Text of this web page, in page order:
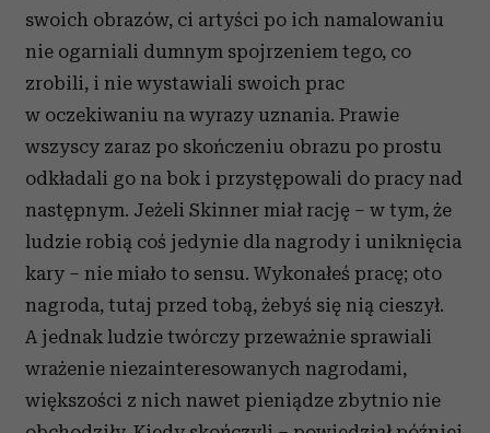
swoich obrazów, ci artyści po ich namalowaniu
nie ogarniali dumnym spojrzeniem tego, co
zrobili, i nie wystawiali swoich prac
w oczekiwaniu na wyrazy uznania. Prawie
wszyscy zaraz po skończeniu obrazu po prostu
odkładali go na bok i przystępowali do pracy nad
następnym. Jeżeli Skinner miał rację – w tym, że
ludzie robią coś jedynie dla nagrody i uniknięcia
kary – nie miało to sensu. Wykonałeś pracę; oto
nagroda, tutaj przed tobą, żebyś się nią cieszył.
A jednak ludzie twórczy przeważnie sprawiali
wrażenie niezainteresowanych nagrodami,
większości z nich nawet pieniądze zbytnio nie